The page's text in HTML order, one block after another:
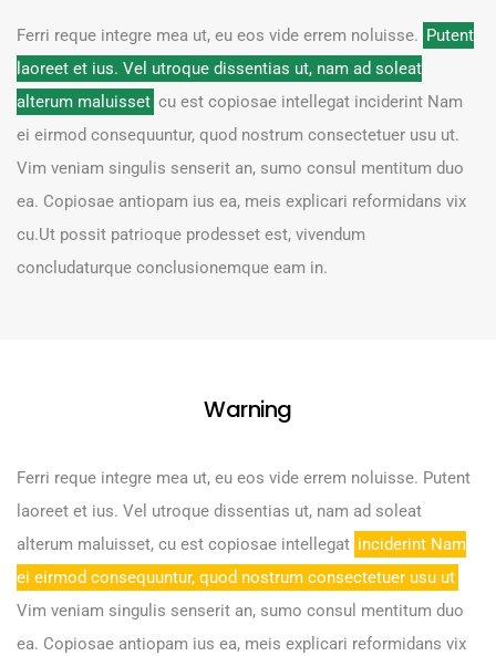
Ferri reque integre mea ut, eu eos vide errem noluisse. Putent
laoreet et ius. Vel utroque dissentias ut, nam ad soleat
alterum maluisset cu est copiosae intellegat inciderint Nam
ei eirmod consequuntur, quod nostrum consectetuer usu ut.
Vim veniam singulis senserit an, sumo consul mentitum duo
ea. Copiosae antiopam ius ea, meis explicari reformidans vix
cu.Ut possit patrioque prodesset est, vivendum
concludaturque conclusionemque eam in.
Warning
Ferri reque integre mea ut, eu eos vide errem noluisse. Putent
laoreet et ius. Vel utroque dissentias ut, nam ad soleat
alterum maluisset, cu est copiosae intellegat inciderint Nam
ei eirmod consequuntur, quod nostrum consectetuer usu ut
Vim veniam singulis senserit an, sumo consul mentitum duo
ea. Copiosae antiopam ius ea, meis explicari reformidans vix